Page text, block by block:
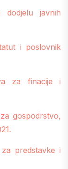
dodjelu javnih
i poslovnik
za finacije i
gospodrstvo,
predstavke i